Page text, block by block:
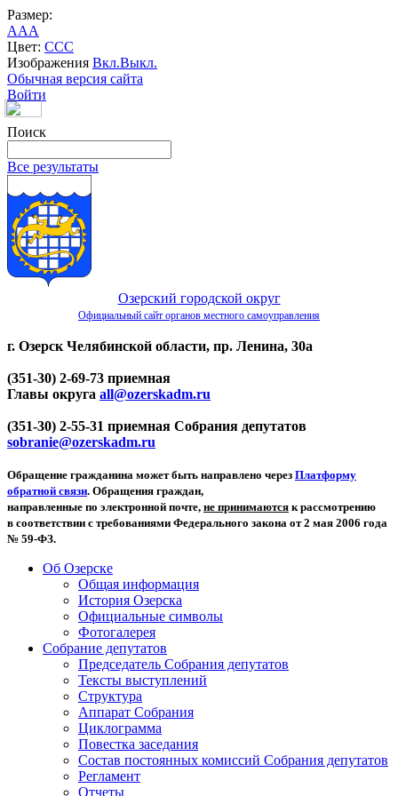
Размер:
AAA
Цвет: CCC
Изображения Вкл.Выкл.
Обычная версия сайта
Войти
Поиск
Все результаты
Озерский городской округ
Официальный сайт органов местного самоуправления
г. Озерск Челябинской области, пр. Ленина, 30а
(351-30) 2-69-73 приемная
Главы округа all@ozerskadm.ru
(351-30) 2-55-31 приемная Собрания депутатов
sobranie@ozerskadm.ru
Обращение гражданина может быть направлено через Платформу
обратной связи. Обращения граждан,
направленные по электронной почте, не принимаются к рассмотрению
в соответствии с требованиями Федерального закона от 2 мая 2006 года
№ 59-ФЗ.
Об Озерске
Общая информация
История Озерска
Официальные символы
Фотогалерея
Собрание депутатов
Председатель Собрания депутатов
Тексты выступлений
Структура
Аппарат Собрания
Циклограмма
Повестка заседания
Состав постоянных комиссий Собрания депутатов
Регламент
Отчеты